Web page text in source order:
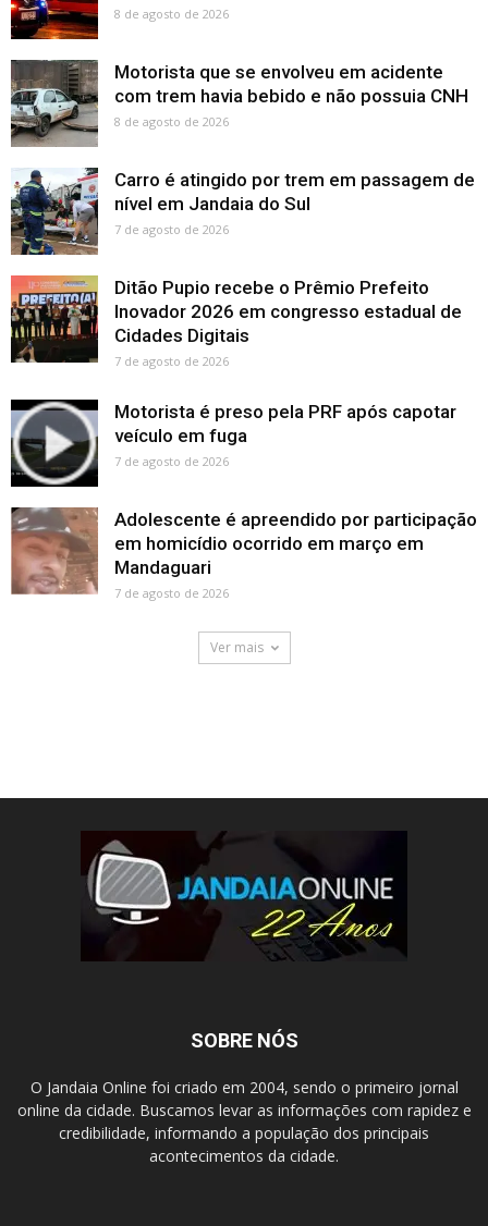
8 de agosto de 2026
Motorista que se envolveu em acidente
com trem havia bebido e não possuia CNH
8 de agosto de 2026
Carro é atingido por trem em passagem de
nível em Jandaia do Sul
7 de agosto de 2026
Ditão Pupio recebe o Prêmio Prefeito
Inovador 2026 em congresso estadual de
Cidades Digitais
7 de agosto de 2026
Motorista é preso pela PRF após capotar
veículo em fuga
7 de agosto de 2026
Adolescente é apreendido por participação
em homicídio ocorrido em março em
Mandaguari
7 de agosto de 2026
Ver mais
SOBRE NÓS
O Jandaia Online foi criado em 2004, sendo o primeiro jornal
online da cidade. Buscamos levar as informações com rapidez e
credibilidade, informando a população dos principais
acontecimentos da cidade.